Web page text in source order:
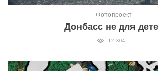
Фотопроект
Донбасс не для
12 304